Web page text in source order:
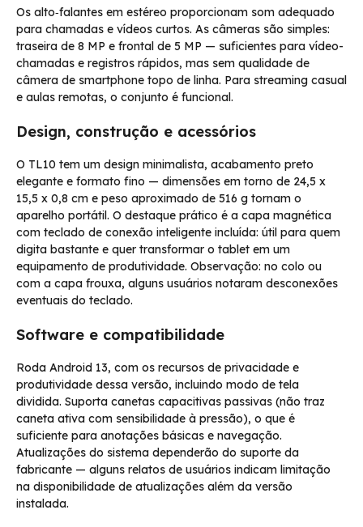
Os alto‑falantes em estéreo proporcionam som adequado
para chamadas e vídeos curtos. As câmeras são simples:
traseira de 8 MP e frontal de 5 MP — suficientes para vídeo-
chamadas e registros rápidos, mas sem qualidade de
câmera de smartphone topo de linha. Para streaming casual
e aulas remotas, o conjunto é funcional.
Design, construção e acessórios
O TL10 tem um design minimalista, acabamento preto
elegante e formato fino — dimensões em torno de 24,5 x
15,5 x 0,8 cm e peso aproximado de 516 g tornam o
aparelho portátil. O destaque prático é a capa magnética
com teclado de conexão inteligente incluída: útil para quem
digita bastante e quer transformar o tablet em um
equipamento de produtividade. Observação: no colo ou
com a capa frouxa, alguns usuários notaram desconexões
eventuais do teclado.
Software e compatibilidade
Roda Android 13, com os recursos de privacidade e
produtividade dessa versão, incluindo modo de tela
dividida. Suporta canetas capacitivas passivas (não traz
caneta ativa com sensibilidade à pressão), o que é
suficiente para anotações básicas e navegação.
Atualizações do sistema dependerão do suporte da
fabricante — alguns relatos de usuários indicam limitação
na disponibilidade de atualizações além da versão
instalada.